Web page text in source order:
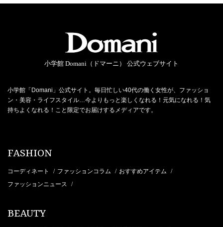
小学館 Domani（ドマーニ） 公式ウェブサイト
小学館「Domani」公式サイト。毎日忙しい40代の働く女性が、ファッショ
ン・美容・ライフスタイル…今よりもっと楽しくなれる！元気になれる！気
持ちよくなれる！こと限定でお届けするメディアです。
FASHION
コーディネート / ファッションコラム / おすすめアイテム /
ファッションニュース /
BEAUTY